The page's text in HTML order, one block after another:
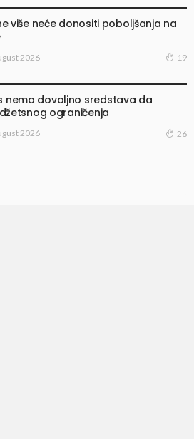
više neće donositi poboljšanja na
2026 19
nema dovoljno sredstava da
ograničenja
2026 26